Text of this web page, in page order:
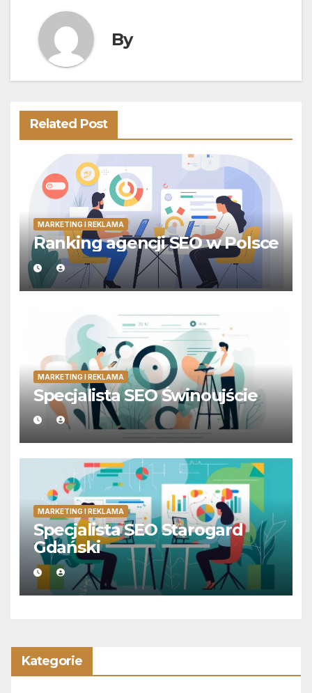
By
Related Post
MARKETING I REKLAMA
Ranking agencji SEO w Polsce
MARKETING I REKLAMA
Specjalista SEO Świnoujście
MARKETING I REKLAMA
Specjalista SEO Starogard
Gdański
Kategorie